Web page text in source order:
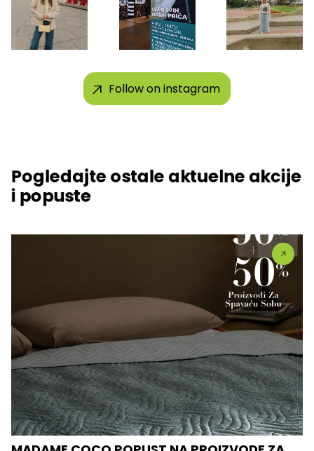
Follow on instagram
Pogledajte ostale aktuelne akcije
i popuste